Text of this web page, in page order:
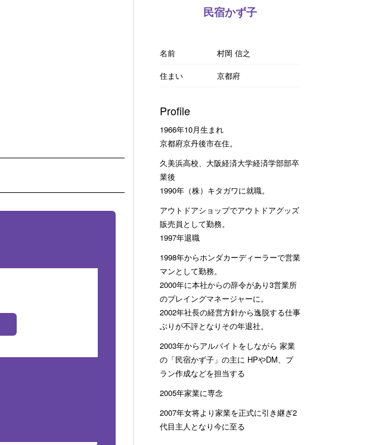
民宿かず子
名前
村岡 信之
住まい
京都府
Profile
1966年10月生まれ
京都府京丹後市在住。
久美浜高校、大阪経済大学経済学部部卒
業後
1990年（株）キタガワに就職。
アウトドアショップでアウトドアグッズ
販売員として勤務。
1997年退職
1998年からホンダカーディーラーで営業
マンとして勤務。
2000年に本社からの辞令があり3営業所
のプレイングマネージャーに。
2002年社長の経営方針から逸脱する仕事
ぶりが不評となりその年退社。
2003年からアルバイトをしながら 家業
の「民宿かず子」の主に HPやDM、プ
ラン作成などを担当する
2005年家業に専念
2007年女将より家業を正式に引き継ぎ2
代目主人となり今に至る